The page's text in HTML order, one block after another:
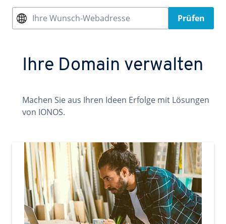
Ihre Wunsch-Webadresse Prüfen
Ihre Domain verwalten
Machen Sie aus Ihren Ideen Erfolge mit Lösungen
von IONOS.